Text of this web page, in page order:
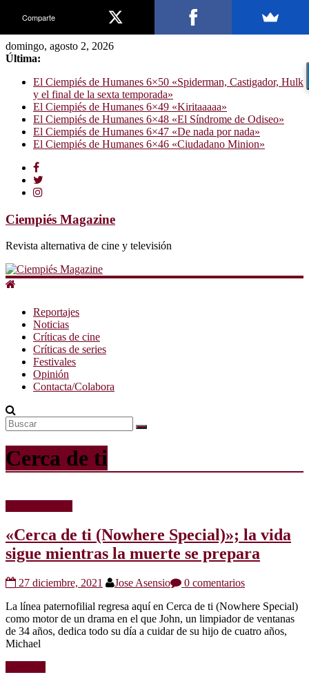
domingo, agosto 2, 2026
Última:
El Ciempiés de Humanes 6×50 «Spiderman, Castigador, Hulk
y el final de la sexta temporada»
El Ciempiés de Humanes 6×49 «Kiritaaaaa»
El Ciempiés de Humanes 6×48 «El Síndrome de Odiseo»
El Ciempiés de Humanes 6×47 «De nada por nada»
El Ciempiés de Humanes 6×46 «Ciudadano Minion»
Ciempiés Magazine
Revista alternativa de cine y televisión
Reportajes
Noticias
Críticas de cine
Críticas de series
Festivales
Opinión
Contacta/Colabora
Cerca de ti
«Cerca de ti (Nowhere Special)»; la vida
sigue mientras la muerte se prepara
27 diciembre, 2021 Jose Asensio
0 comentarios
La línea paternofilial regresa aquí en Cerca de ti (Nowhere Special)
como motor de un drama en el que John, un limpiador de ventanas
de 34 años, dedica todo su día a cuidar de su hijo de cuatro años,
Michael
Comparte